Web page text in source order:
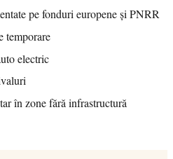
pe fonduri europene și PNRR
temporare
electric
în zone fără infrastructură